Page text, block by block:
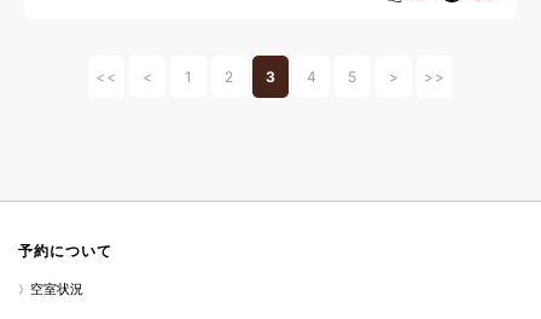
<< < 1 2 3 4 5 > >>
予約について
空室状況